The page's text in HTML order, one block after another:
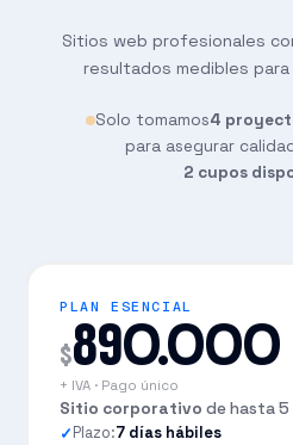
Sitios web profesionales
resultados medibles
Solo tomamos4
para asegurar
2 cupos
PLAN ESENCIAL
$890.000
+ IVA · Pago único
Sitio corporativo de hasta 5
Plazo:7 días hábiles